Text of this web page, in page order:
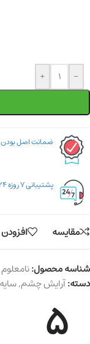
-
+
ضمانت اصل بودن
پشتیبانی ۷ روزه ۲۴ ساعته
مقایسه
شناسه محصول:نامعلوم
دسته:آرایش چشم,
5